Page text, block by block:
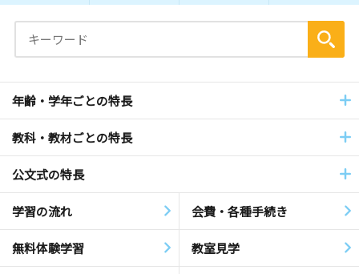
年齢・学年ごとの特長
教科・教材ごとの特長
公文式の特長
学習の流れ 会費・各種手続き
無料体験学習 教室見学